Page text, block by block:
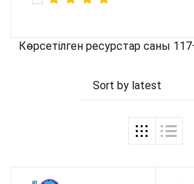
Көрсетілген ресурстар саны
Sort by latest